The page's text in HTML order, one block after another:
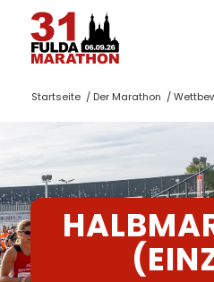
Startseite / Der Marathon /